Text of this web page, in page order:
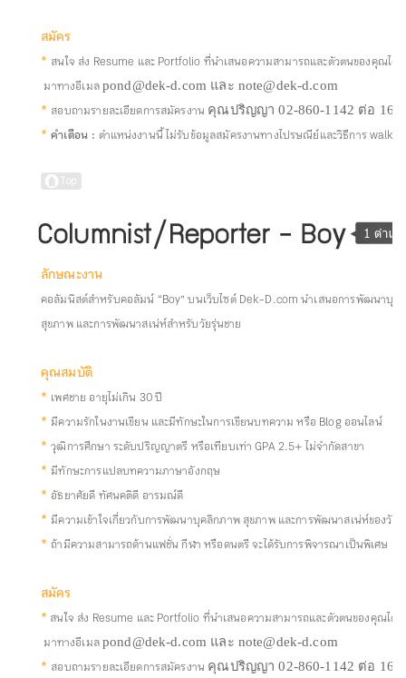
สมัคร
* สนใจ ส่ง Resume และ Portfolio ที่นำเสนอความสามารถและตัวตนของคุณได้
มาทางอีเมลpond@dek-d.com และ note@dek-d.com
* สอบถามรายละเอียดการสมัครงาน คุณปริญญา 02-860-1142 ต่อ 16
*คำเตือน : ตำแหน่งงานนี้ ไม่รับข้อมูลสมัครงานทางไปรษณีย์และวิธีการ walk-
ลักษณะงาน
คอลัมนิสต์สำหรับคอลัมน์ “Boy”บนเว็บไซต์ Dek-D.com นำเสนอการพัฒนาบุค
สุขภาพ และการพัฒนาสเน่ห์สำหรับวัยรุ่นชาย
คุณสมบัติ
* เพศชาย อายุไม่เกิน 30 ปี
*มีความรักในงานเขียน และมีทักษะในการเขียนบทความ หรือ Blog ออนไลน์
*วุฒิการศึกษา ระดับปริญญาตรี หรือเทียบเท่า GPA 2.5+ ไม่จำกัดสาขา
*มีทักษะการแปลบทความภาษาอังกฤษ
* อัธยาศัยดี ทัศนคติดี อารมณ์ดี
*มีความเข้าใจเกี่ยวกับการพัฒนาบุคลิกภาพ สุขภาพ และการพัฒนาสเน่ห์ของวัย
*ถ้ามีความสามารถด้านแฟชั่น กีฬา หรือดนตรี จะได้รับการพิจารณาเป็นพิเศษ
สมัคร
* สนใจ ส่ง Resume และ Portfolio ที่นำเสนอความสามารถและตัวตนของคุณได้
มาทางอีเมลpond@dek-d.com และ note@dek-d.com
* สอบถามรายละเอียดการสมัครงาน คุณปริญญา 02-860-1142 ต่อ 16